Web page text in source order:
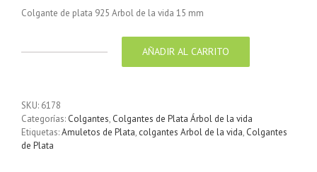
€6.50.
€5.00.
Colgante de plata 925 Arbol de la vida 15 mm
de
la
AÑADIR AL CARRITO
SKU: 6178
Categorías: Colgantes, Colgantes de Plata Árbol de la vida
Etiquetas:Amuletos de Plata, colgantes Arbol de la vida, Colgantes
de Plata